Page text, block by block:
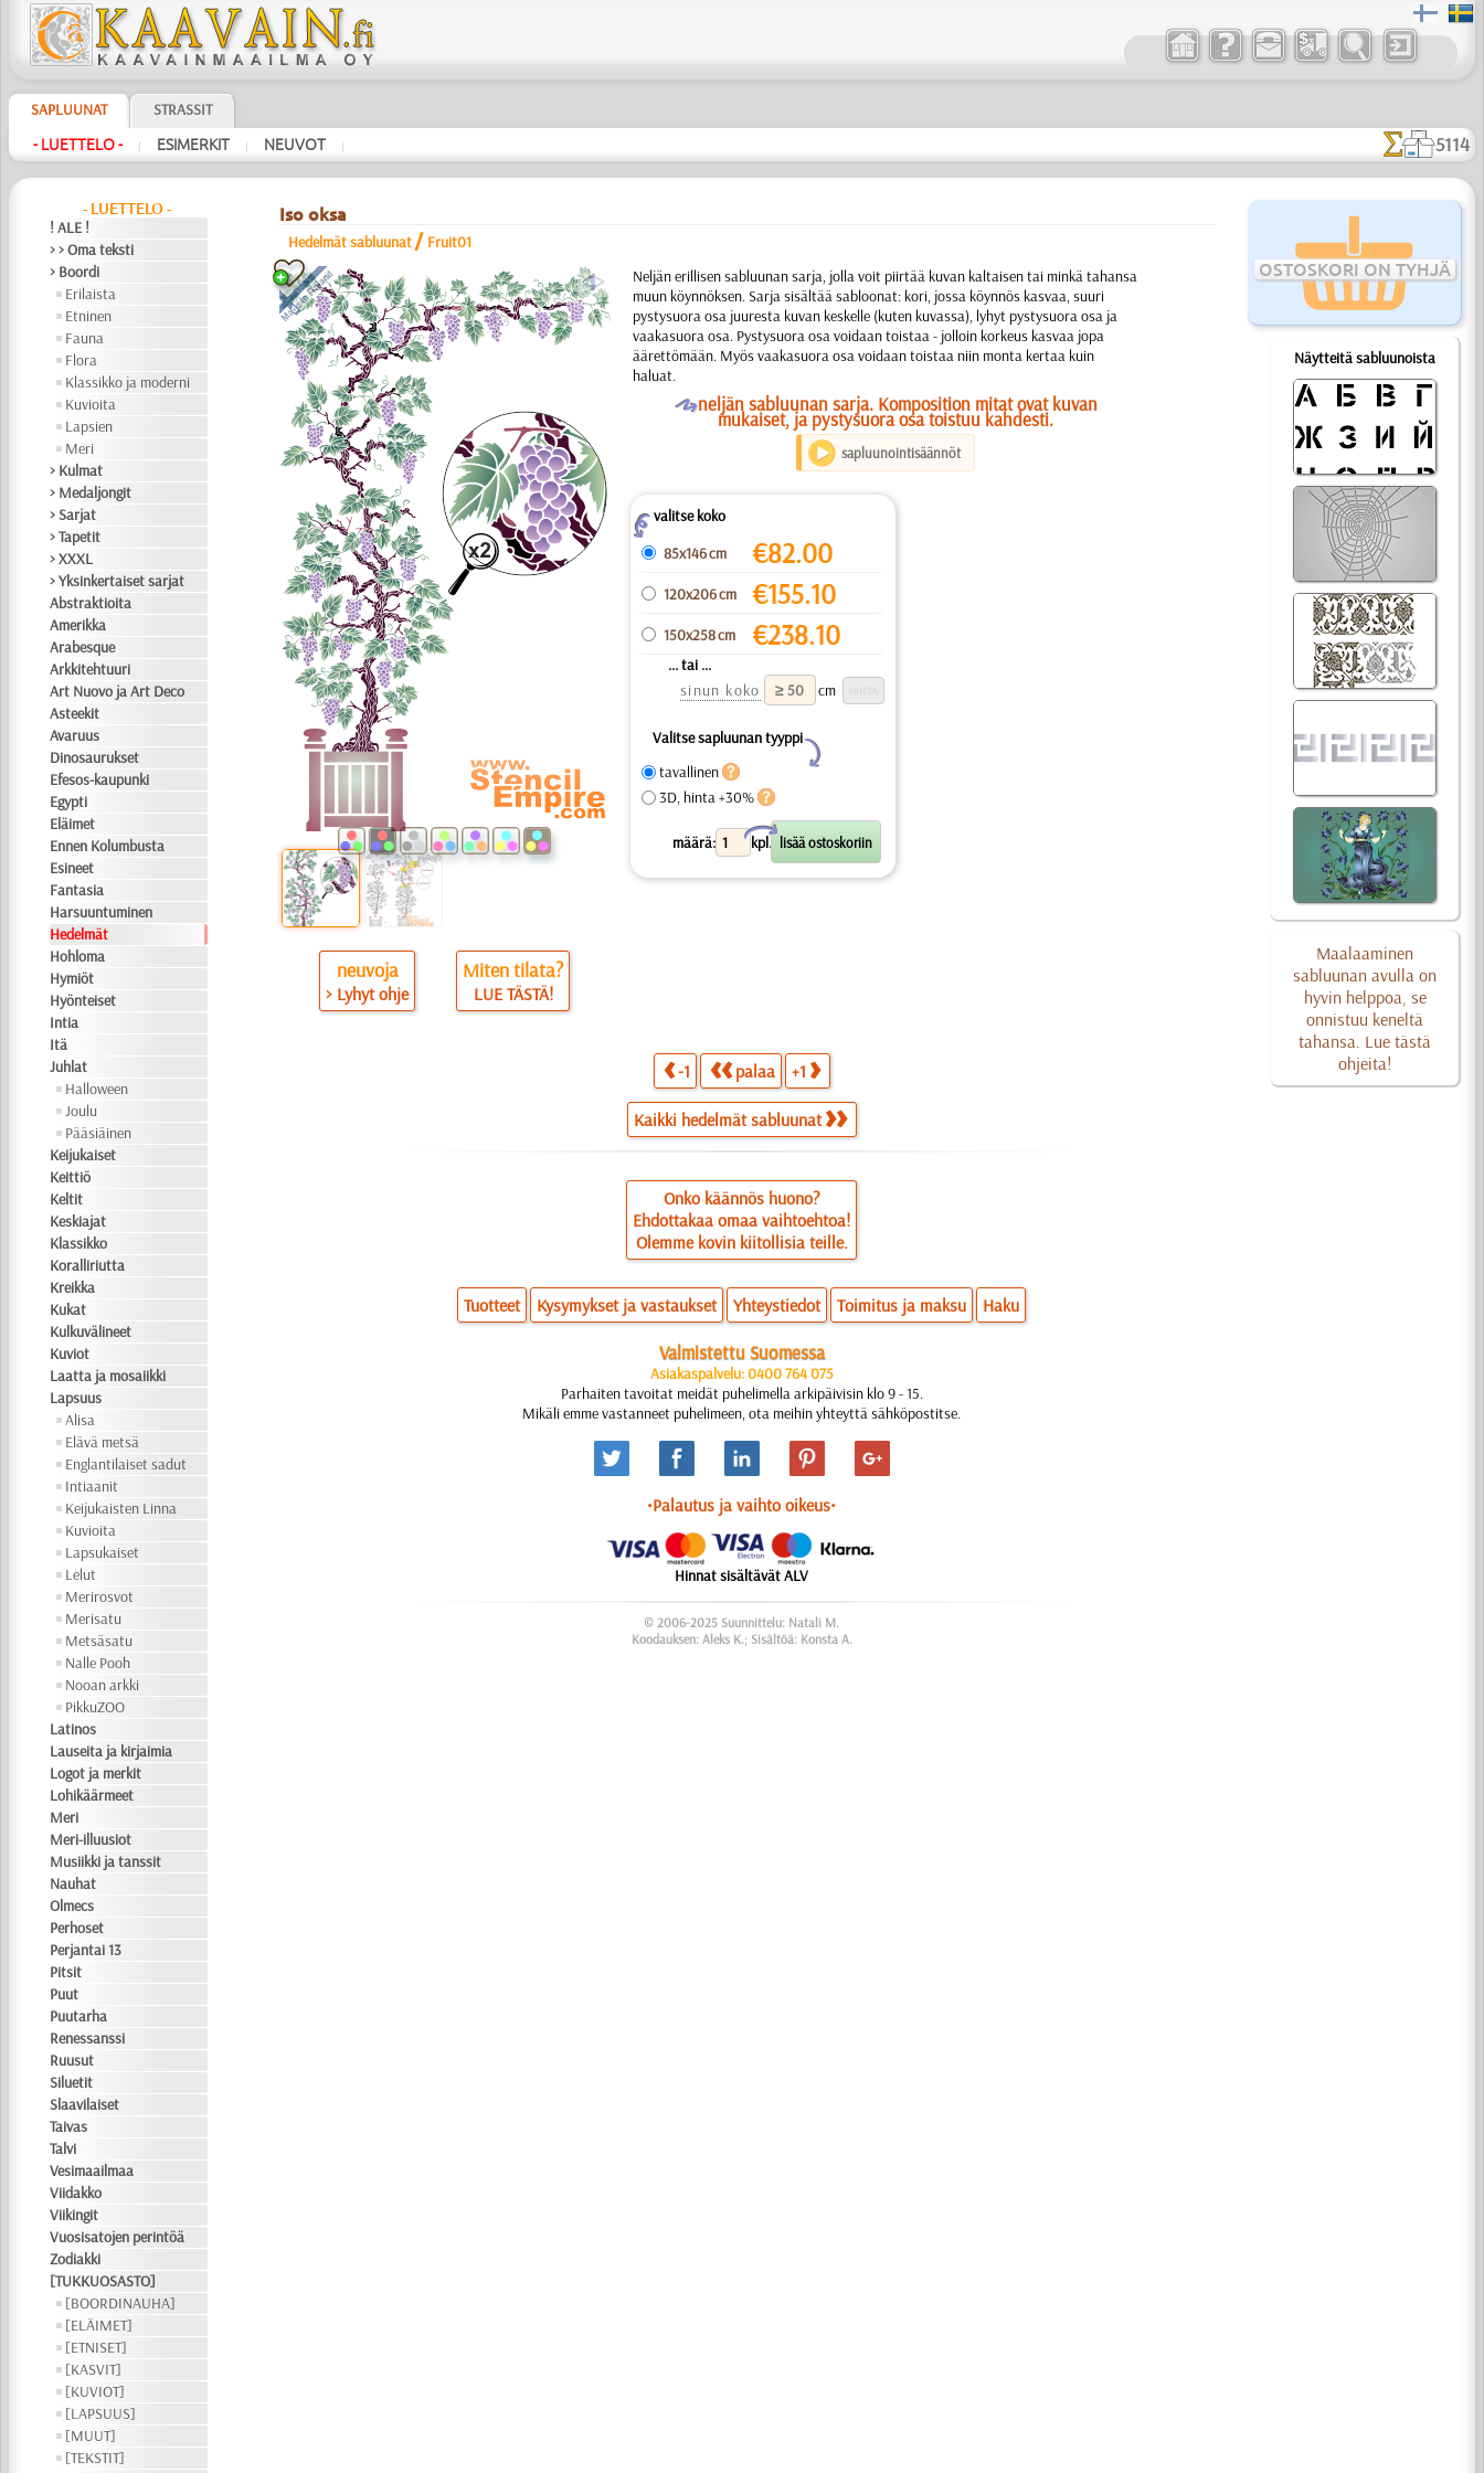
SAPLUUNAT STRASSIT
- LUETTELO - | ESIMERKIT | NEUVOT | 5114
- LUETTELO -
! ALE !
> > Oma teksti
> Boordi
Erilaista
Etninen
Fauna
Flora
Klassikko ja moderni
Kuvioita
Lapsien
Meri
> Kulmat
> Medaljongit
> Sarjat
> Tapetit
> XXXL
> Yksinkertaiset sarjat
Abstraktioita
Amerikka
Arabesque
Arkkitehtuuri
Art Nuovo ja Art Deco
Asteekit
Avaruus
Dinosaurukset
Efesos-kaupunki
Egypti
Eläimet
Ennen Kolumbusta
Esineet
Fantasia
Harsuuntuminen
Hedelmät
Hohloma
Hymiöt
Hyönteiset
Intia
Itä
Juhlat
Halloween
Joulu
Pääsiäinen
Keijukaiset
Keittiö
Keltit
Keskiajat
Klassikko
Koralliriutta
Kreikka
Kukat
Kulkuvälineet
Kuviot
Laatta ja mosaiikki
Lapsuus
Alisa
Elävä metsä
Englantilaiset sadut
Intiaanit
Keijukaisten Linna
Kuvioita
Lapsukaiset
Lelut
Merirosvot
Merisatu
Metsäsatu
Nalle Pooh
Nooan arkki
PikkuZOO
Latinos
Lauseita ja kirjaimia
Logot ja merkit
Lohikäärmeet
Meri
Meri-illuusiot
Musiikki ja tanssit
Nauhat
Olmecs
Perhoset
Perjantai 13
Pitsit
Puut
Puutarha
Renessanssi
Ruusut
Siluetit
Slaavilaiset
Taivas
Talvi
Vesimaailmaa
Viidakko
Viikingit
Vuosisatojen perintöä
Zodiakki
[TUKKUOSASTO]
[BOORDINAUHA]
[ELÄIMET]
[ETNISET]
[KASVIT]
[KUVIOT]
[LAPSUUS]
[MUUT]
[TEKSTIT]
OSTOSKORI ON TYHJÄ
Näytteitä sabluunoista
Maalaaminen
sabluunan avulla on
hyvin helppoa, se
onnistuu keneltä
tahansa. Lue tästä
ohjeita!
Iso oksa
Hedelmät sabluunat / Fruit01
a
neuvoja
> Lyhyt ohje
Miten tilata?
LUE TÄSTÄ!
Neljän erillisen sabluunan sarja, jolla voit piirtää kuvan kaltaisen tai minkä tahansa
muun köynnöksen. Sarja sisältää sabloonat: kori, jossa köynnös kasvaa, suuri
pystysuora osa juuresta kuvan keskelle (kuten kuvassa), lyhyt pystysuora osa ja
vaakasuora osa. Pystysuora osa voidaan toistaa - jolloin korkeus kasvaa jopa
äärettömään. Myös vaakasuora osa voidaan toistaa niin monta kertaa kuin
haluat.
Oneljän sabluunan sarja. Komposition mitat ovat kuvan
mukaiset, ja pystysuora osa toistuu kahdesti.
sapluunointisäännöt
Zvalitse koko
85x146 cm
€82.00
120x206 cm €155.10
150x258 cm €238.10
... tai ...
sinun koko
cm
Valitse sapluunan tyyppi
Y
tavallinen
3D, hinta +30%
määrä: kpl.
X
-1 palaa +1
Kaikki hedelmät sabluunat
Onko käännös huono?
Ehdottakaa omaa vaihtoehtoa!
Olemme kovin kiitollisia teille.
Tuotteet Kysymykset ja vastaukset Yhteystiedot Toimitus ja maksu Haku
Valmistettu Suomessa
Asiakaspalvelu: 0400 764 075
Parhaiten tavoitat meidät puhelimella arkipäivisin klo 9 - 15.
Mikäli emme vastanneet puhelimeen, ota meihin yhteyttä sähköpostitse.
•Palautus ja vaihto oikeus•
Hinnat sisältävät ALV
© 2006-2025 Suunnittelu: Natali M.
Koodauksen: Aleks K.; Sisältöä: Konsta A.